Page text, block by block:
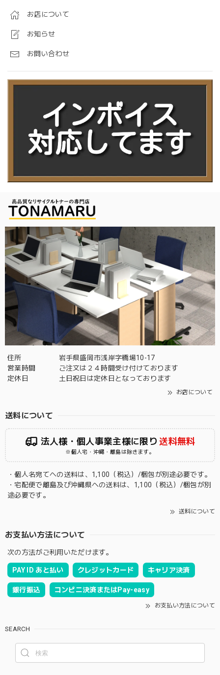
お店について
お知らせ
お問い合わせ
住所
岩手県盛岡市浅岸字橋場10-17
営業時間
ご注文は２４時間受け付けております
定休日
土日祝日は定休日となっております
お店について
送料について
法人様・個人事業主様に限り 送料無料
※個人宅・沖縄・離島は除きます。
・個人名宛てへの送料は、1,100（税込）/梱包が別途必要です。
・宅配便で離島及び沖縄県への送料は、1,100（税込）/梱包が別
途必要です。
送料について
お支払い方法について
次の方法がご利用いただけます。
PAY ID あと払い クレジットカード キャリア決済
銀行振込 コンビニ決済またはPay-easy
お支払い方法について
SEARCH